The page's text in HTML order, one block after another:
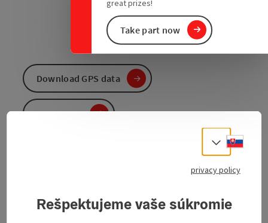
great prizes!
Take part now
Download GPS data
Create PDF
Select
privacy policy
Rešpektujeme vaše súkromie